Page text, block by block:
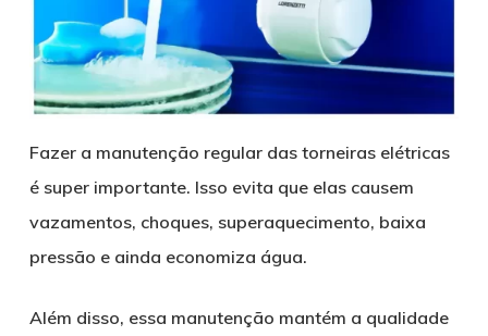
Fazer a manutenção regular das torneiras elétricas
é super importante. Isso evita que elas causem
vazamentos, choques, superaquecimento, baixa
pressão e ainda economiza água.
Além disso, essa manutenção mantém a qualidade